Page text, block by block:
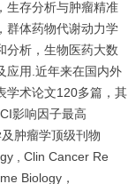
生存分析与肿瘤精准
群体药物代谢动力学
分析，生物医药大数
应用.近年来在国内外
学术论文120多篇，其
影响因子最高
肿瘤学顶级刊物
, Clin Cancer Re
Biology，